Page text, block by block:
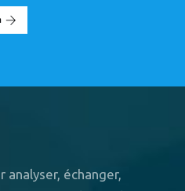
analyser, échanger,